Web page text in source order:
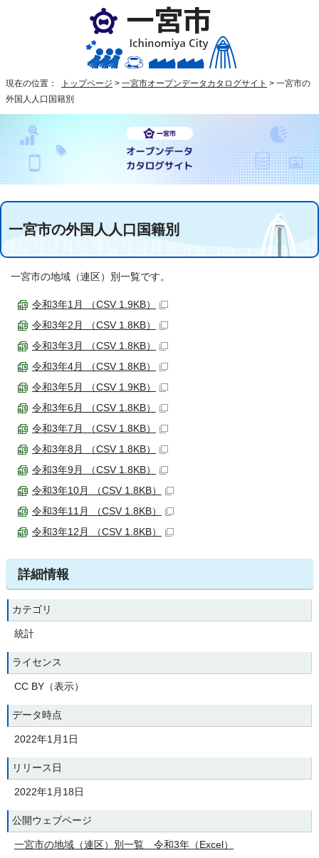
現在の位置： トップページ > 一宮市オープンデータカタログサイト > 一宮市の
外国人人口国籍別
一宮市の外国人人口国籍別
一宮市の地域（連区）別一覧です。
令和3年1月 （CSV 1.9KB）
令和3年2月 （CSV 1.8KB）
令和3年3月 （CSV 1.8KB）
令和3年4月 （CSV 1.8KB）
令和3年5月 （CSV 1.9KB）
令和3年6月 （CSV 1.8KB）
令和3年7月 （CSV 1.8KB）
令和3年8月 （CSV 1.8KB）
令和3年9月 （CSV 1.8KB）
令和3年10月 （CSV 1.8KB）
令和3年11月 （CSV 1.8KB）
令和3年12月 （CSV 1.8KB）
詳細情報
カテゴリ
統計
ライセンス
CC BY（表示）
データ時点
2022年1月1日
リリース日
2022年1月18日
公開ウェブページ
一宮市の地域（連区）別一覧 令和3年（Excel）